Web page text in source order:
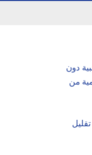
دون
التنظيمية من